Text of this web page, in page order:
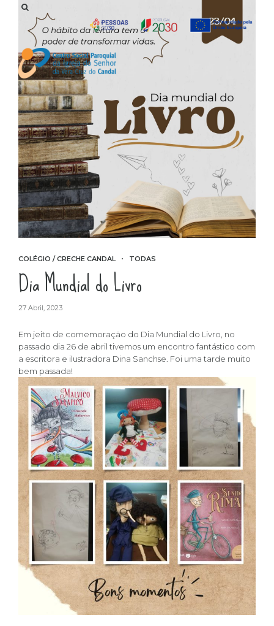
COLÉGIO / CRECHE CANDAL TODAS
Dia Mundial do Livro
27 Abril, 2023
Em jeito de comemoração do Dia Mundial do Livro, no
passado dia 26 de abril tivemos um encontro fantástico com
a escritora e ilustradora Dina Sanchse. Foi uma tarde muito
bem passada!